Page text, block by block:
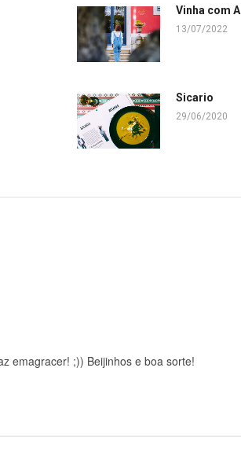
Vinha com
13/07/2022
Sicario
29/06/2020
emagracer! ;)) Beijinhos e boa sorte!